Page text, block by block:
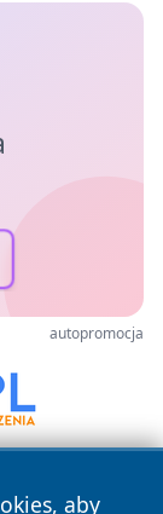
autopromocja
aby